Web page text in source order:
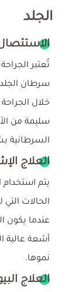
الجلد
تُعتبر
سرطان
خلال
سليمة من
السرطانية
العلاج
يتم
الحالات
عندما يكون
أشعة عالية
نموها.
العلاج